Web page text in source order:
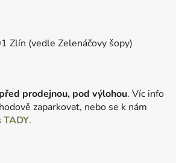
Zlín (vedle Zelenáčovy šopy)
před prodejnou, pod výlohou. Víc info
zaparkovat, nebo se k nám
TADY.